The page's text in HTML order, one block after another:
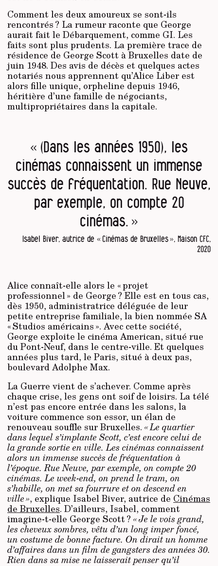
Comment les deux amoureux se sont-ils
rencontrés ? La rumeur raconte que George
aurait fait le Débarquement, comme GI. Les
faits sont plus prudents. La première trace de
résidence de George Scott à Bruxelles date de
juin 1948. Des avis de décès et quelques actes
notariés nous apprennent qu’Alice Liber est
alors fille unique, orpheline depuis 1946,
héritière d’une famille de négociants,
multipropriétaires dans la capitale.
« (Dans les années 1950), les
cinémas connaissent un immense
succès de fréquentation. Rue Neuve,
par exemple, on compte 20
cinémas. »
Isabel Biver, autrice de « Cinémas de Bruxelles », Maison CFC,
2020
Alice connaît-elle alors le « projet
professionnel » de George ? Elle est en tous cas,
dès 1950, administratrice déléguée de leur
petite entreprise familiale, la bien nommée SA
« Studios américains ». Avec cette société,
George exploite le cinéma American, situé rue
du Pont-Neuf, dans le centre-ville. Et quelques
années plus tard, le Paris, situé à deux pas,
boulevard Adolphe Max.
La Guerre vient de s’achever. Comme après
chaque crise, les gens ont soif de loisirs. La télé
n’est pas encore entrée dans les salons, la
voiture commence son essor, un élan de
renouveau souffle sur Bruxelles. « Le quartier
dans lequel s’implante Scott, c’est encore celui de
la grande sortie en ville. Les cinémas connaissent
alors un immense succès de fréquentation à
l’époque. Rue Neuve, par exemple, on compte 20
cinémas. Le week-end, on prend le tram, on
s’habille, on met sa fourrure et on descend en
ville », explique Isabel Biver, autrice de Cinémas
de Bruxelles. D’ailleurs, Isabel, comment
imagine-t-elle George Scott ? « Je le vois grand,
les cheveux sombres, vêtu d’un long imper foncé,
un costume de bonne facture. On dirait un homme
d’affaires dans un film de gangsters des années 30.
Rien dans sa mise ne laisserait penser qu’il